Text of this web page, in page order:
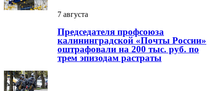
7 августа
Председателя профсоюза
калининградской «Почты России»
оштрафовали на 200 тыс. руб. по
трем эпизодам растраты